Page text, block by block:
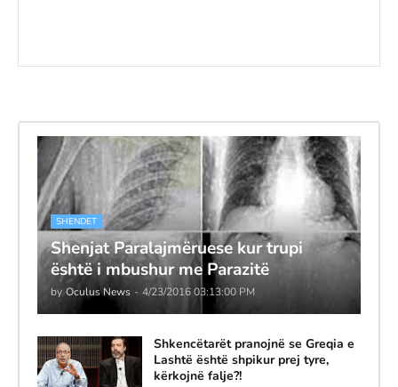
SHENDET
Shenjat Paralajmëruese kur trupi
është i mbushur me Parazitë
by Oculus News - 4/23/2016 03:13:00 PM
Shkencëtarët pranojnë se Greqia e
Lashtë është shpikur prej tyre,
kërkojnë falje?!